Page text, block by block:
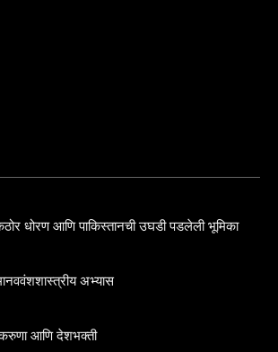
धोरण आणि पाकिस्तानची उघडी पडलेली भूमिका
अभ्यास
आणि देशभक्ती